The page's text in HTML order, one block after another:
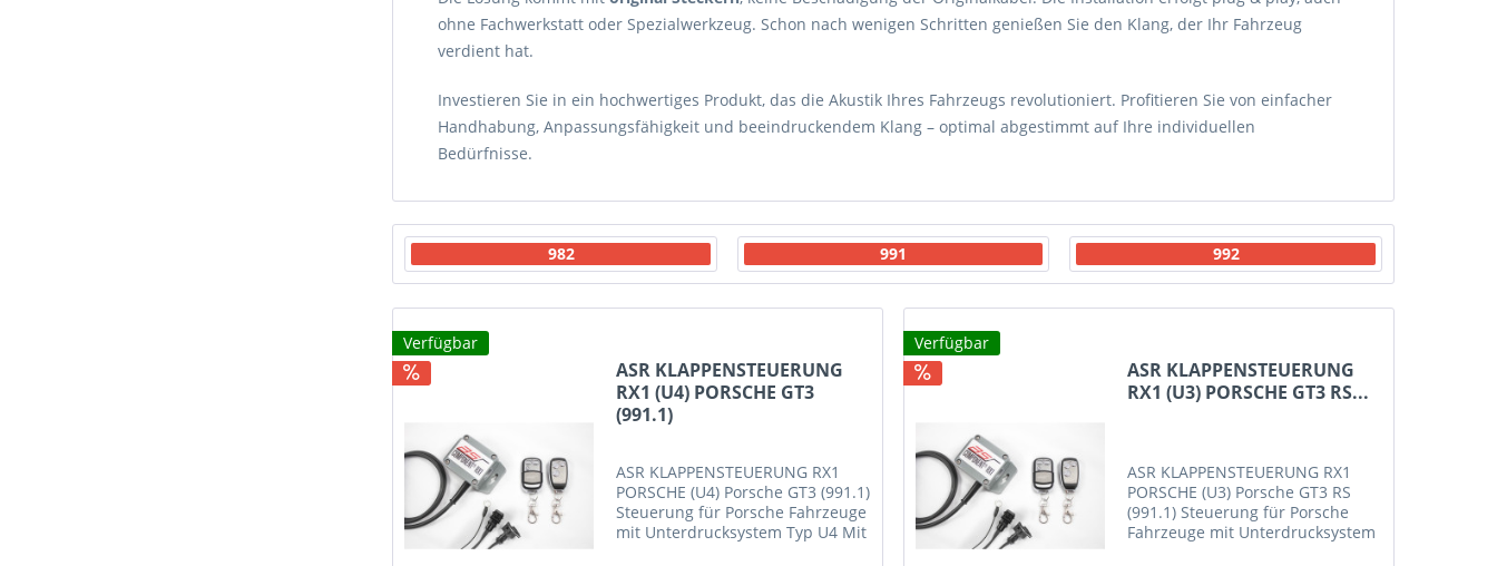
ohne Fachwerkstatt oder Spezialwerkzeug. Schon nach wenigen Schritten genießen Sie den Klang, der Ihr Fahrzeug
verdient hat.
Investieren Sie in ein hochwertiges Produkt, das die Akustik Ihres Fahrzeugs revolutioniert. Profitieren Sie von einfacher
Handhabung, Anpassungsfähigkeit und beeindruckendem Klang – optimal abgestimmt auf Ihre individuellen
Bedürfnisse.
982 991 992
Verfügbar
ASR KLAPPENSTEUERUNG
RX1 (U4) PORSCHE GT3
(991.1)
ASR KLAPPENSTEUERUNG RX1
PORSCHE (U4) Porsche GT3 (991.1)
Steuerung für Porsche Fahrzeuge
mit Unterdrucksystem Typ U4 Mit
Verfügbar
ASR KLAPPENSTEUERUNG
RX1 (U3) PORSCHE GT3 RS...
ASR KLAPPENSTEUERUNG RX1
PORSCHE (U3) Porsche GT3 RS
(991.1) Steuerung für Porsche
Fahrzeuge mit Unterdrucksystem